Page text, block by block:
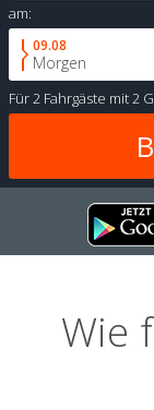
am:
09.08
Morgen
Für2 Fahrgäste mit2
Wie